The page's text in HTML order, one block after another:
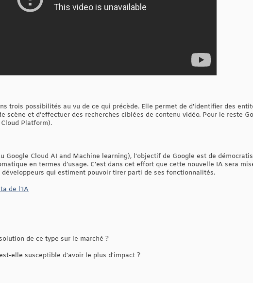
trois possibilités au vu de ce qui précède. Elle permet de d'identifier des
scène et d’effectuer des recherches ciblées de contenu vidéo. Pour le reste
Platform).
Google Cloud AI and Machine learning), l’objectif de Google est de
en termes d’usage. C’est dans cet effort que cette nouvelle IA sera
qui estiment pouvoir tirer parti de ses fonctionnalités.
de l’IA
de ce type sur le marché ?
elle susceptible d'avoir le plus d'impact ?